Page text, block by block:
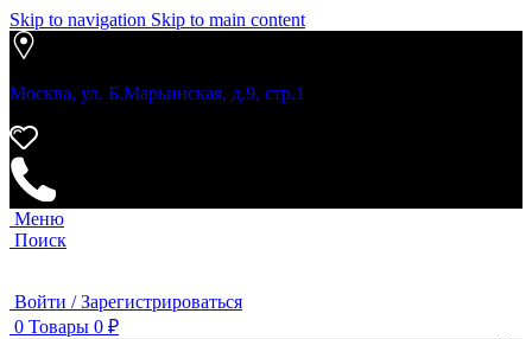
Skip to navigation Skip to main content
Москва, ул. Б.Марьинская, д.9, стр.1
Меню
Поиск
Войти / Зарегистрироваться
0 Товары 0 ₽